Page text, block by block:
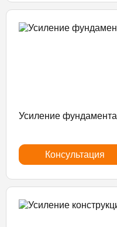
Усиление фундамента
Консультация